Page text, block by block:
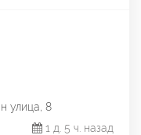
улица, 8
1 д. 5 ч. назад